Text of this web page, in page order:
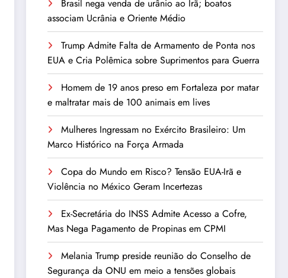
Brasil nega venda de urânio ao Irã; boatos
associam Ucrânia e Oriente Médio
Trump Admite Falta de Armamento de Ponta nos
EUA e Cria Polêmica sobre Suprimentos para Guerra
Homem de 19 anos preso em Fortaleza por matar
e maltratar mais de 100 animais em lives
Mulheres Ingressam no Exército Brasileiro: Um
Marco Histórico na Força Armada
Copa do Mundo em Risco? Tensão EUA-Irã e
Violência no México Geram Incertezas
Ex-Secretária do INSS Admite Acesso a Cofre,
Mas Nega Pagamento de Propinas em CPMI
Melania Trump preside reunião do Conselho de
Segurança da ONU em meio a tensões globais